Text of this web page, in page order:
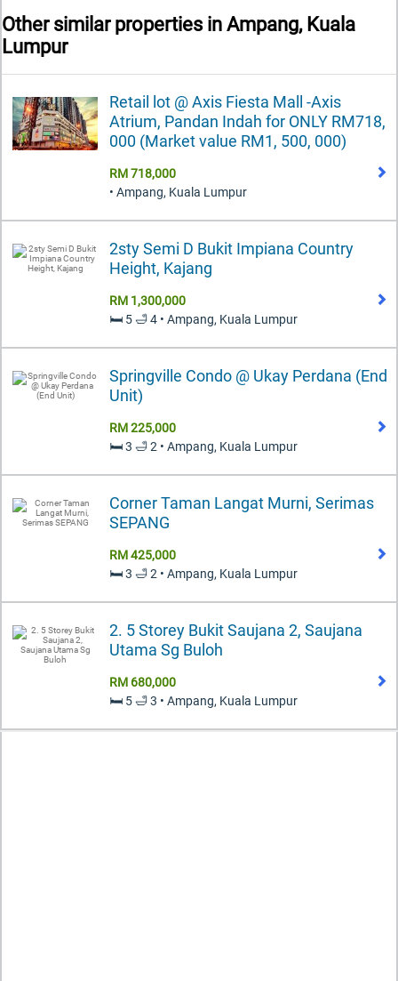
Other similar properties in Ampang, Kuala
Lumpur
Retail lot @ Axis Fiesta Mall -Axis
Atrium, Pandan Indah for ONLY RM718,
000 (Market value RM1, 500, 000)
RM 718,000
• Ampang, Kuala Lumpur
2sty Semi D Bukit Impiana Country
Height, Kajang
RM 1,300,000
🛏️ 5 🛁 4 • Ampang, Kuala Lumpur
Springville Condo @ Ukay Perdana (End
Unit)
RM 225,000
🛏️ 3 🛁 2 • Ampang, Kuala Lumpur
Corner Taman Langat Murni, Serimas
SEPANG
RM 425,000
🛏️ 3 🛁 2 • Ampang, Kuala Lumpur
2. 5 Storey Bukit Saujana 2, Saujana
Utama Sg Buloh
RM 680,000
🛏️ 5 🛁 3 • Ampang, Kuala Lumpur